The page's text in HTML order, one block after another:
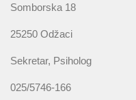
Somborska 18
25250 Odžaci
Sekretar, Psiholog
025/5746-166